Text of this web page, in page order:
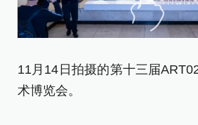
11月14日拍摄的第十三届
术博览会。